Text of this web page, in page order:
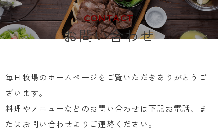
CONTACT
お問い合わせ
毎日牧場のホームページをご覧いただきありがとうご
ざいます。
料理やメニューなどのお問い合わせは下記お電話、ま
たはお問い合わせよりご連絡ください。